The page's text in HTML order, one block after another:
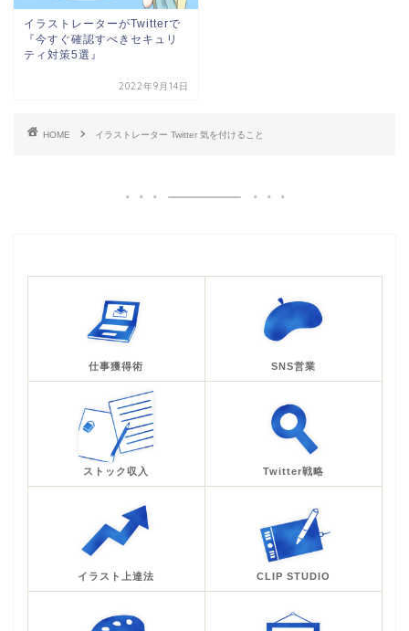
イラストレーターがTwitterで
『今すぐ確認すべきセキュリ
ティ対策5選』
2022年9月14日
HOME イラストレーター Twitter 気を付けること
仕事獲得術 SNS営業
ストック収入 Twitter戦略
イラスト上達法 CLIP STUDIO